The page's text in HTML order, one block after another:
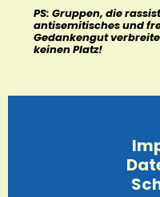
PS: Gruppen, die
antisemitisches und
Gedankengut
keinen Platz!